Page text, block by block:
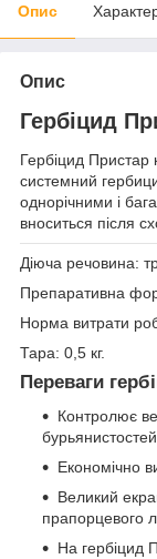
Опис
Опис
Гербіцид
Гербіцид Пристар
системний
однорічними і
вноситься після
Діюча речовина:
Препаративна
Норма витрати
Тара: 0,5 кг.
Переваги
Контролює
Економічно
Великий
прапорцевого
На гербіцид